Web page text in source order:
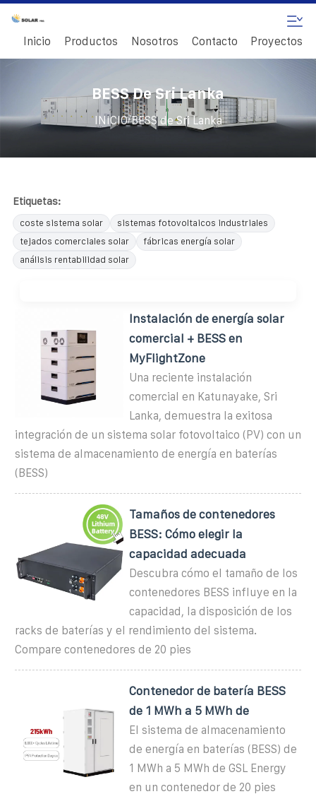
Inicio Productos Nosotros Contacto Proyectos
BESS De Sri Lanka
INICIO/BESS de Sri Lanka
Etiquetas:
coste sistema solar
sistemas fotovoltaicos industriales
tejados comerciales solar
fábricas energía solar
análisis rentabilidad solar
Instalación de energía solar
comercial + BESS en
MyFlightZone
Una reciente instalación
comercial en Katunayake, Sri
Lanka, demuestra la exitosa
integración de un sistema solar fotovoltaico (PV) con un
sistema de almacenamiento de energía en baterías
(BESS)
Tamaños de contenedores
BESS: Cómo elegir la
capacidad adecuada
Descubra cómo el tamaño de los
contenedores BESS influye en la
capacidad, la disposición de los
racks de baterías y el rendimiento del sistema.
Compare contenedores de 20 pies
Contenedor de batería BESS
de 1 MWh a 5 MWh de
El sistema de almacenamiento
de energía en baterías (BESS) de
1 MWh a 5 MWh de GSL Energy
en un contenedor de 20 pies